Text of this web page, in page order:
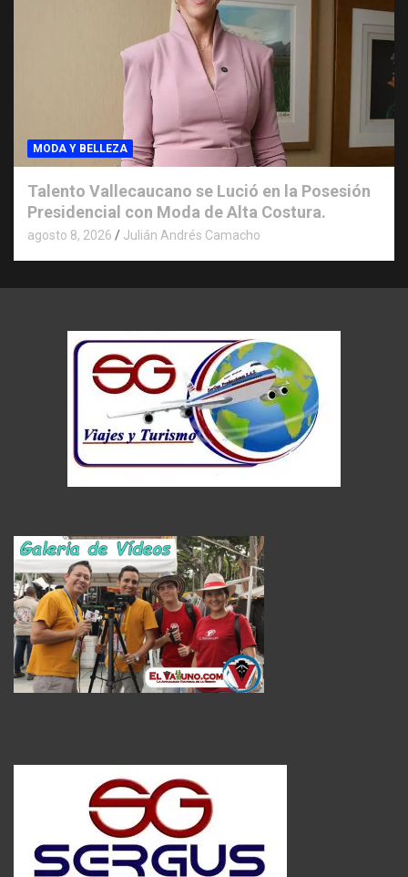
MODA Y BELLEZA
Talento Vallecaucano se Lució en la Posesión
Presidencial con Moda de Alta Costura.
agosto 8, 2026 Julián Andrés Camacho